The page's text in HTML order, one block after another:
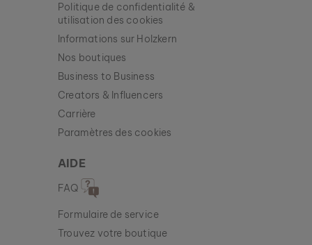
Politique de confidentialité &
utilisation des cookies
Informations sur Holzkern
Nos boutiques
Business to Business
Creators & Influencers
Carrière
Paramètres des cookies
AIDE
FAQ
Formulaire de service
Trouvez votre boutique